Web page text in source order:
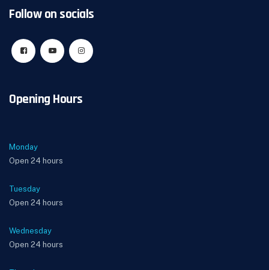
Follow on socials
Opening Hours
Monday
Open 24 hours
Tuesday
Open 24 hours
Wednesday
Open 24 hours